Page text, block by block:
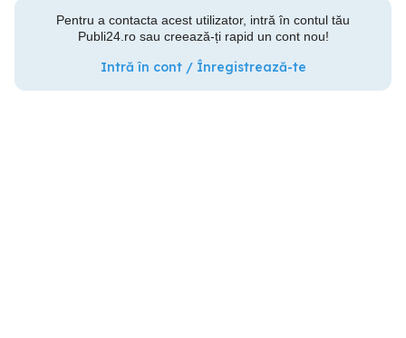
Pentru a contacta acest utilizator, intră în contul tău
Publi24.ro sau creează-ți rapid un cont nou!
Intră în cont / Înregistrează-te